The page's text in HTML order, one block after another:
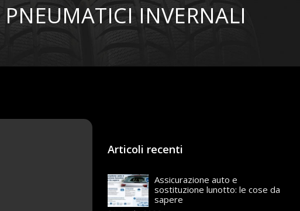
INVERNALI
Articoli recenti
Assicurazione auto e
sostituzione lunotto: le cose da
sapere